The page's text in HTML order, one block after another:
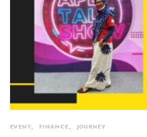
EVENT FINANCE JOURNEY